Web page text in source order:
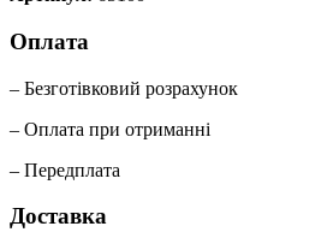
Оплата
– Безготівковий розрахунок
– Оплата при отриманні
– Передплата
Доставка